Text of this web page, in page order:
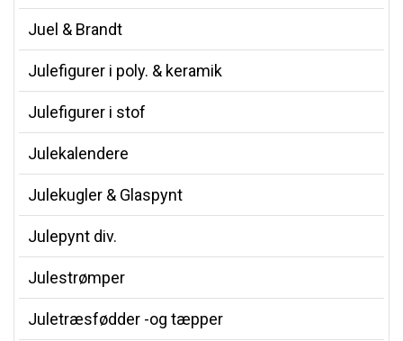
Juel & Brandt
Julefigurer i poly. & keramik
Julefigurer i stof
Julekalendere
Julekugler & Glaspynt
Julepynt div.
Julestrømper
Juletræsfødder -og tæpper